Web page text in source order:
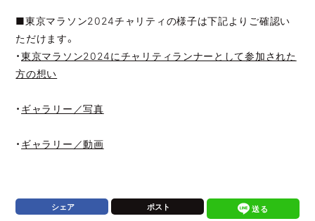
■東京マラソン2024チャリティの様子は下記よりご確認い
ただけます。
・東京マラソン2024にチャリティランナーとして参加された
方の想い
・ ギャラリー／写真
・ ギャラリー／動画
シェア ポスト 送る